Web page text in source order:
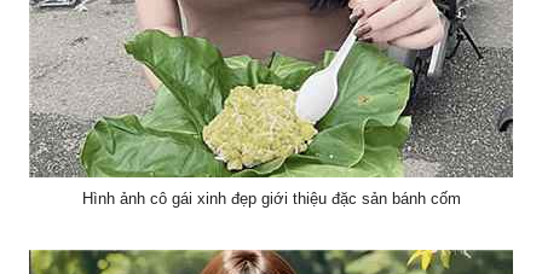
Hình ảnh cô gái xinh đẹp giới thiệu đặc sản bánh cốm